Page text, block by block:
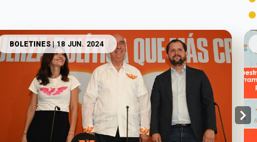
BOLETINES| 18 JUN. 2024